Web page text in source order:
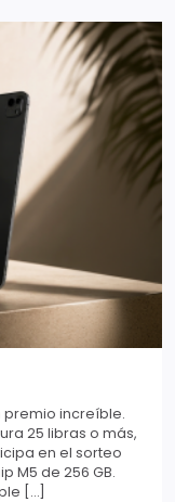
premio increíble.
25 libras o más,
en el sorteo
M5 de 256 GB.
[…]